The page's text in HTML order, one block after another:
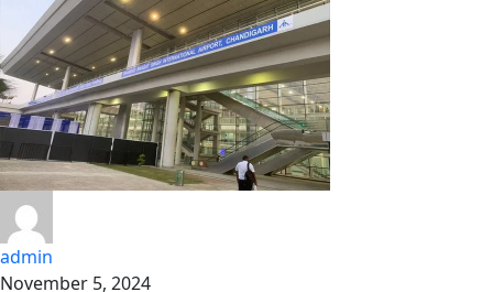
admin
November 5, 2024